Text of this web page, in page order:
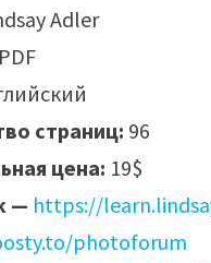
Adler
PDF
страниц: 96
цена: 19$
— https://
photoforum